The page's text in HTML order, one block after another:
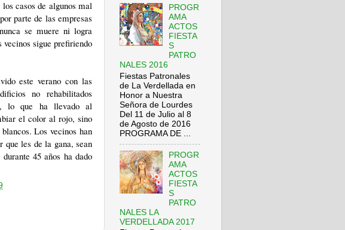
casos de algunos mal
parte de las empresas
se muere ni logra
vecinos sigue prefiriendo
este verano con las
no rehabilitados
lo que ha llevado al
el color al rojo, sino
Los vecinos han
les de la gana, sean
45 años ha dado
PROGR
AMA
ACTOS
FIESTA
S
PATRO
NALES 2016
Fiestas Patronales
de La Verdellada en
Honor a Nuestra
Señora de Lourdes
Del 11 de Julio al 8
de Agosto de 2016
PROGRAMA DE ...
PROGR
AMA
ACTOS
FIESTA
S
PATRO
NALES LA
VERDELLADA 2017